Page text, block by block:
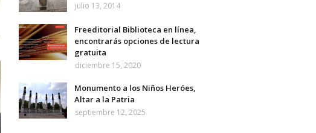
julio 13, 2014
Freeditorial Biblioteca en línea,
encontrarás opciones de lectura
gratuita
diciembre 15, 2020
Monumento a los Niños Heróes,
Altar a la Patria
septiembre 12, 2025